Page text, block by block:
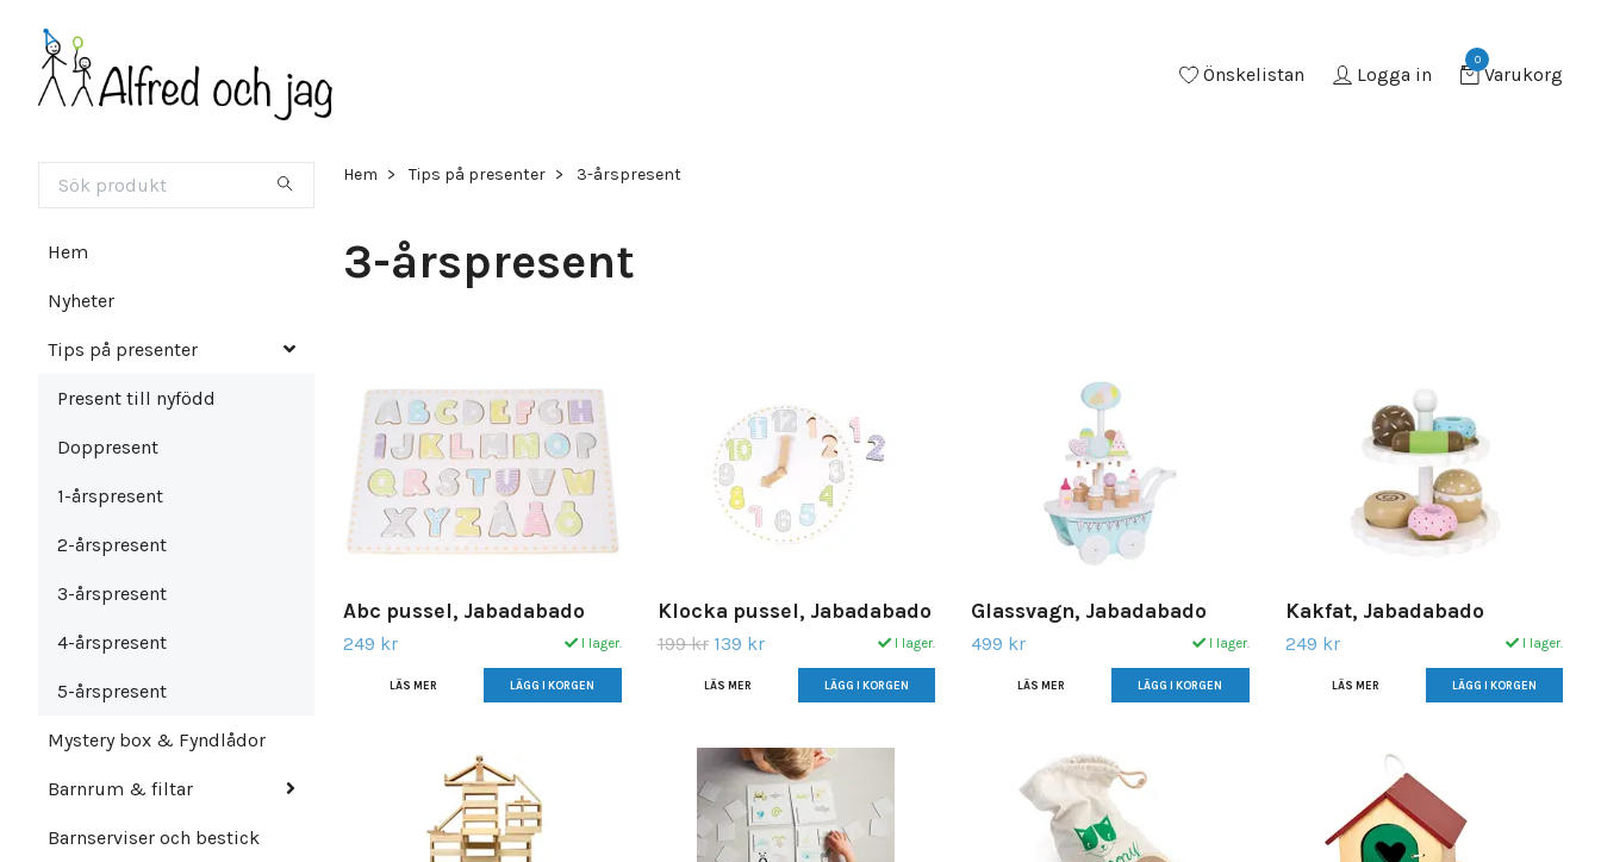
Önskelistan Logga in
0
Varukorg
Hem
Nyheter
Tips på presenter
Present till nyfödd
Doppresent
1-årspresent
2-årspresent
3-årspresent
4-årspresent
5-årspresent
Mystery box & Fyndlådor
Barnrum & filtar
Barnserviser och bestick
Hem Tips på presenter 3-årspresent
3-årspresent
Abc pussel, Jabadabado
249 kr I lager.
LÄS MER
Klocka pussel, Jabadabado
199 kr 139 kr I lager.
LÄS MER
Glassvagn, Jabadabado
499 kr I lager.
LÄS MER
Kakfat, Jabadabado
249 kr I lager.
LÄS MER